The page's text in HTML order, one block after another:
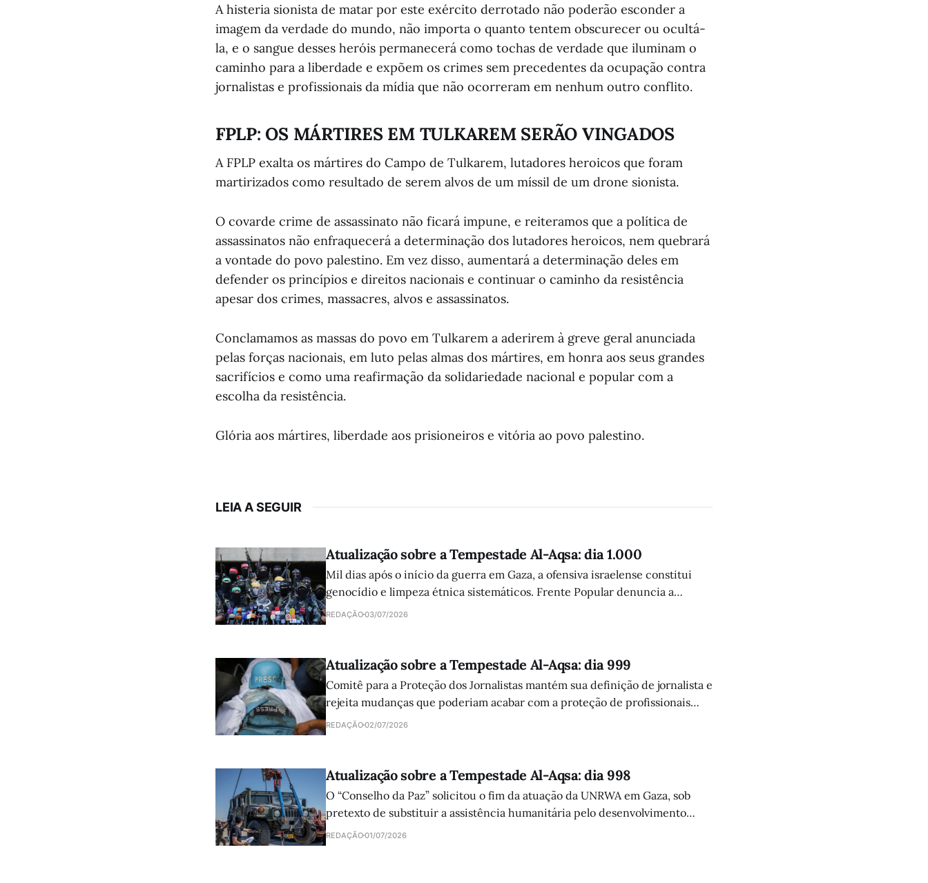
A histeria sionista de matar por este exército derrotado não poderão esconder a
imagem da verdade do mundo, não importa o quanto tentem obscurecer ou ocultá-
la, e o sangue desses heróis permanecerá como tochas de verdade que iluminam o
caminho para a liberdade e expõem os crimes sem precedentes da ocupação contra
jornalistas e profissionais da mídia que não ocorreram em nenhum outro conflito.
FPLP: OS MÁRTIRES EM TULKAREM SERÃO VINGADOS
A FPLP exalta os mártires do Campo de Tulkarem, lutadores heroicos que foram
martirizados como resultado de serem alvos de um míssil de um drone sionista.
O covarde crime de assassinato não ficará impune, e reiteramos que a política de
assassinatos não enfraquecerá a determinação dos lutadores heroicos, nem quebrará
a vontade do povo palestino. Em vez disso, aumentará a determinação deles em
defender os princípios e direitos nacionais e continuar o caminho da resistência
apesar dos crimes, massacres, alvos e assassinatos.
Conclamamos as massas do povo em Tulkarem a aderirem à greve geral anunciada
pelas forças nacionais, em luto pelas almas dos mártires, em honra aos seus grandes
sacrifícios e como uma reafirmação da solidariedade nacional e popular com a
escolha da resistência.
Glória aos mártires, liberdade aos prisioneiros e vitória ao povo palestino.
LEIA A SEGUIR
Atualização sobre a Tempestade Al-Aqsa: dia 1.000
Mil dias após o início da guerra em Gaza, a ofensiva israelense constitui
genocídio e limpeza étnica sistemáticos. Frente Popular denuncia a
atuação da comunidade internacional e clama por ajuda humanitária.
REDAÇÃO03/07/2026
Atualização sobre a Tempestade Al-Aqsa: dia 999
Comitê para a Proteção dos Jornalistas mantém sua definição de jornalista e
rejeita mudanças que poderiam acabar com a proteção de profissionais
palestinos e libaneses mortos pelas forças israelenses.
REDAÇÃO02/07/2026
Atualização sobre a Tempestade Al-Aqsa: dia 998
O “Conselho da Paz” solicitou o fim da atuação da UNRWA em Gaza, sob
pretexto de substituir a assistência humanitária pelo desenvolvimento
sustentável. A proposta reforça as políticas que visam dar fim à questão dos
REDAÇÃO01/07/2026